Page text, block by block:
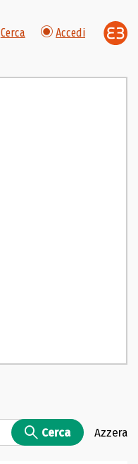
Cerca Accedi
Cerca Azzera